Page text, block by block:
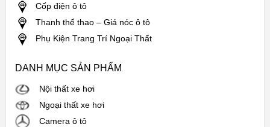
Cốp điện ô tô
Thanh thể thao – Giá nóc ô tô
Phụ Kiện Trang Trí Ngoại Thất
DANH MỤC SẢN PHẨM
Nội thất xe hơi
Ngoại thất xe hơi
Camera ô tô